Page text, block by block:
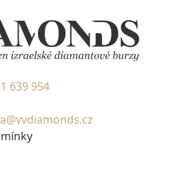
639 954